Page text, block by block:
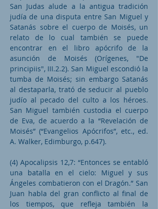
San Judas alude a la antigua tradición
judía de una disputa entre San Miguel y
Satanás sobre el cuerpo de Moisés, un
relato de lo cual también se puede
encontrar en el libro apócrifo de la
asunción de Moisés (Orígenes, "De
principiis", III.2.2). San Miguel escondió la
tumba de Moisés; sin embargo Satanás
al destaparla, trató de seducir al pueblo
judío al pecado del culto a los héroes.
San Miguel también custodia el cuerpo
de Eva, de acuerdo a la “Revelación de
Moisés” (“Evangelios Apócrifos”, etc., ed.
A. Walker, Edimburgo, p.647).
(4) Apocalipsis 12,7: “Entonces se entabló
una batalla en el cielo: Miguel y sus
Ángeles combatieron con el Dragón.” San
Juan habla del gran conflicto al final de
los tiempos, que refleja también la